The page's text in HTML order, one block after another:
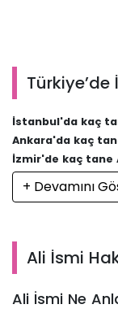
İstanbul'da kaç
Ankara'da kaç
İzmir'de kaç tane
+ Devamını
Ali İsmi
Ali İsmi Ne